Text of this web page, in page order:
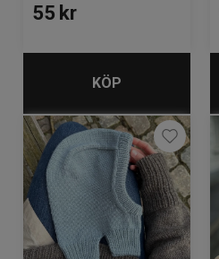
55 kr
KÖP